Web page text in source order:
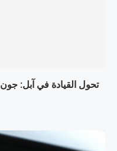
تحول القيادة في آبل: